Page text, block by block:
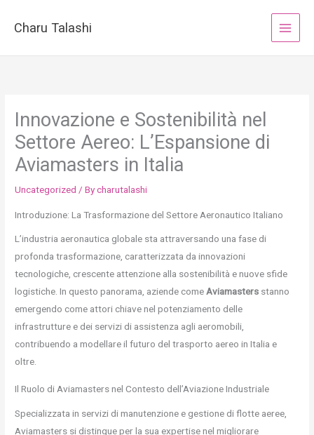
Charu Talashi
Innovazione e Sostenibilità nel
Settore Aereo: L’Espansione di
Aviamasters in Italia
Uncategorized / Bycharutalashi
Introduzione: La Trasformazione del Settore Aeronautico Italiano
L’industria aeronautica globale sta attraversando una fase di
profonda trasformazione, caratterizzata da innovazioni
tecnologiche, crescente attenzione alla sostenibilità e nuove sfide
logistiche. In questo panorama, aziende comeAviamasters stanno
emergendo come attori chiave nel potenziamento delle
infrastrutture e dei servizi di assistenza agli aeromobili,
contribuendo a modellare il futuro del trasporto aereo in Italia e
oltre.
Il Ruolo di Aviamasters nel Contesto dell’Aviazione Industriale
Specializzata in servizi di manutenzione e gestione di flotte aeree,
Aviamasters si distingue per la sua expertise nel migliorare